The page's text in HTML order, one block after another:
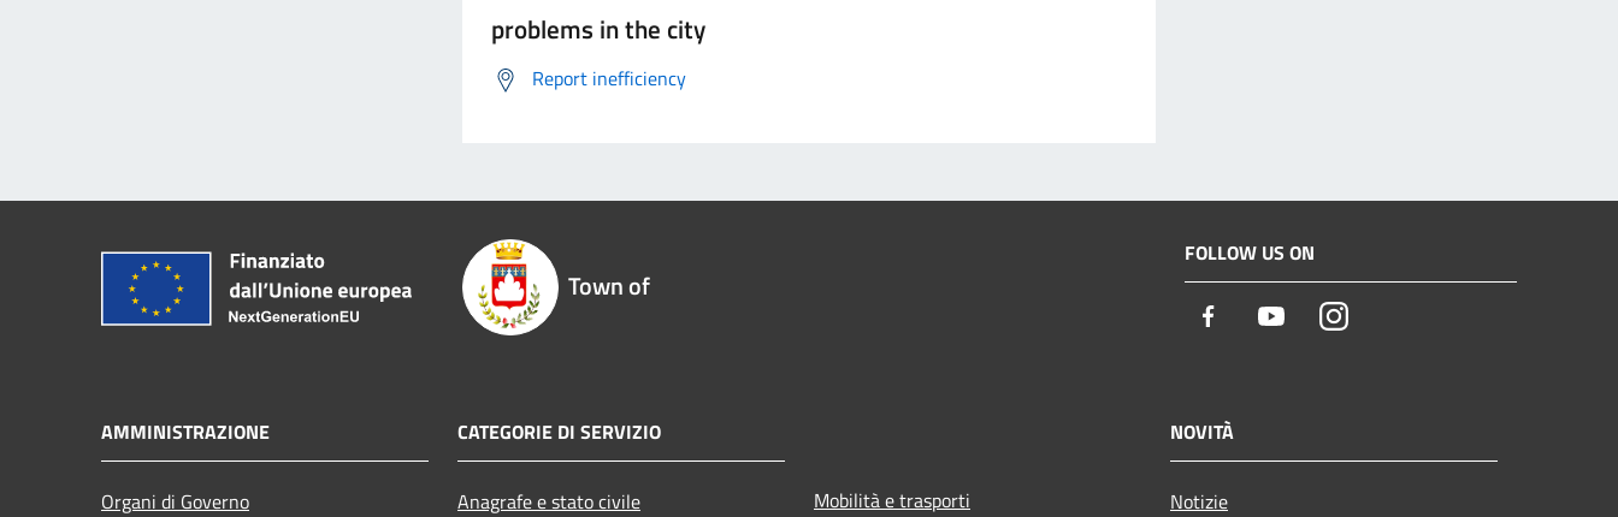
problems in the city
Report inefficiency
Town of
FOLLOW US ON
Facebook YoutubeInstagram
AMMINISTRAZIONE
Organi di Governo
CATEGORIE DI SERVIZIO
Anagrafe e stato civile
Mobilità e trasporti
NOVITÀ
Notizie